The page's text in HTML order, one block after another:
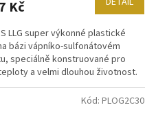
Kč
LLG super výkonné plastické
bázi vápníko-sulfonátovém
speciálně konstruované pro
a velmi dlouhou životnost.
Service...
Kód: PLOG2C30